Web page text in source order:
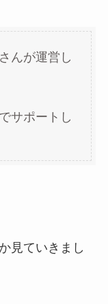
んが運営し
サポートし
見ていきまし